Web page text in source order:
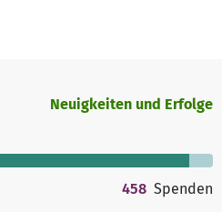
Neuigkeiten und Erfolge
458 Spenden